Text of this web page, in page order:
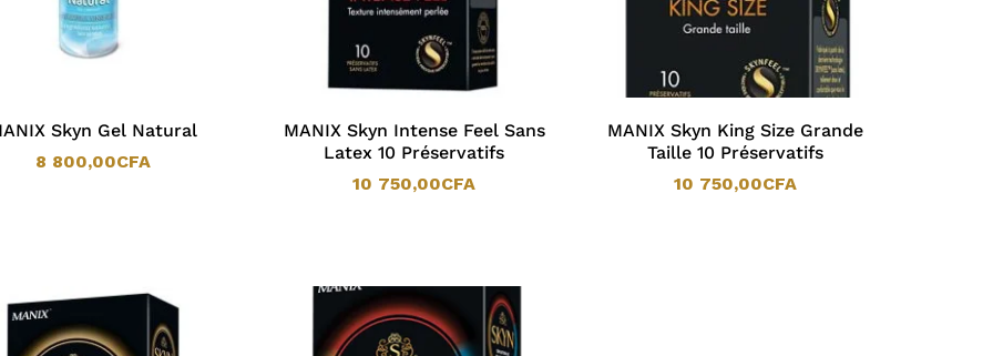
Skyn Gel Natural
8 800,00CFA
MANIX Skyn Intense Feel Sans
Latex 10 Préservatifs
10 750,00CFA
MANIX Skyn King Size Grande
Taille 10 Préservatifs
10 750,00CFA